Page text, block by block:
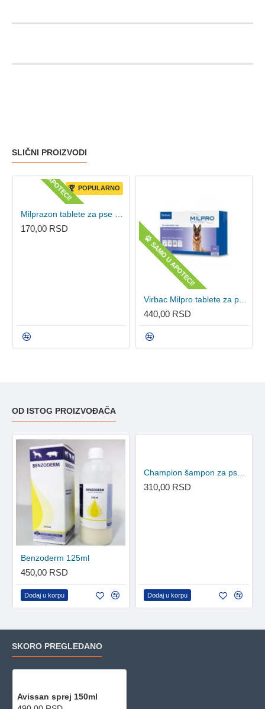
SLIČNI PROIZVODI
POPULARNO
SAMO U APOTECI!
170,00 RSD
SAMO U APOTECI!
440,00 RSD
OD ISTOG PROIZVOĐAČA
Benzoderm 125ml
450,00 RSD
Dodaj u korpu
310,00 RSD
Dodaj u korpu
SKORO PREGLEDANO
Avissan sprej 150ml